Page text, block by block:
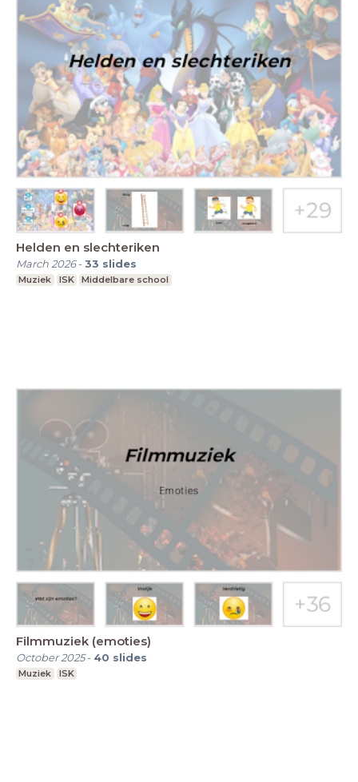
Helden en slechteriken
March 2026-33 slides
Muziek ISK Middelbare school
Filmmuziek (emoties)
October 2025- 40 slides
Muziek ISK